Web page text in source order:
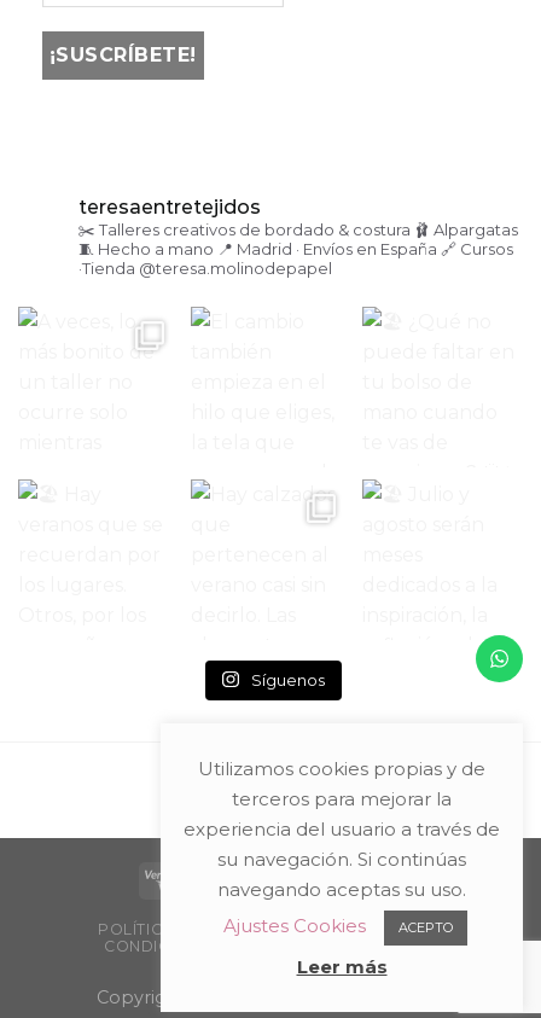
teresaentretejidos
✂️ Talleres creativos de bordado & costura 🩰 Alpargatas
🧵 Hecho a mano 📍 Madrid · Envíos en España 🔗 Cursos
·Tienda @teresa.molinodepapel
Síguenos
POLÍTICA DE PRIVACIDAD Y AVISO LEGAL
CONDICIONES DE COMPRA
PACKAGING
PUNTOS DE VENTA
Copyright 2026 ©
Utilizamos cookies propias y de
terceros para mejorar la
experiencia del usuario a través de
su navegación. Si continúas
navegando aceptas su uso.
Ajustes Cookies
ACEPTO
Leer más